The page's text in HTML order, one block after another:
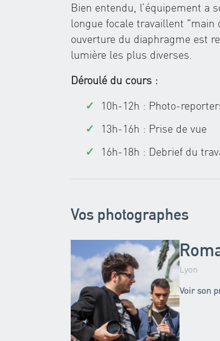
Bien entendu, l’équipement a
longue focale travaillent
ouverture du diaphragme est
lumière les plus diverses.
Déroulé du cours :
10h-12h : Photo-
13h-16h : Prise de vue
16h-18h : Debrief du
Vos photographes
Lyon
Voir son